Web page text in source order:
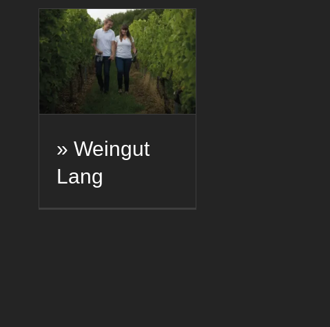
» Weingut
Lang